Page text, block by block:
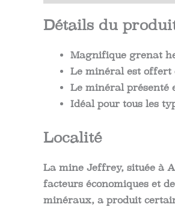
Détails du
Magnifique grenat
Le minéral est offert
Le minéral présenté
Idéal pour tous les
Localité
La mine Jeffrey, située à
facteurs économiques et
minéraux, a produit